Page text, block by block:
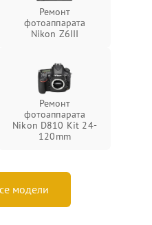
Ремонт
фотоаппарата
Nikon Z6III
Ремонт
фотоаппарата
Nikon D810 Kit 24-
120mm
модели